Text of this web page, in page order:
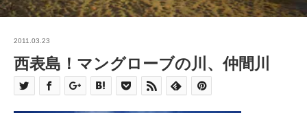
2011.03.23
西表島！マングローブの川、仲間川